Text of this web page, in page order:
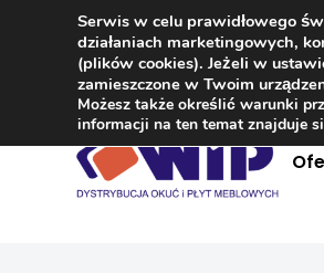
Kontakt +48 504
Serwis w celu prawidłowego
działaniach marketingowych,
(plików cookies). Jeżeli w
zamieszczone w Twoim
Możesz także określić warunki
informacji na ten temat znajduje